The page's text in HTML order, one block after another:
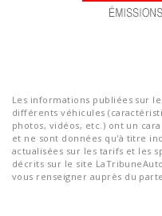
Les informations publiées sur
différents véhicules
photos, vidéos, etc.) ont un
et ne sont données qu'à titre
actualisées sur les tarifs et les
décrits sur le site
vous renseigner auprès du